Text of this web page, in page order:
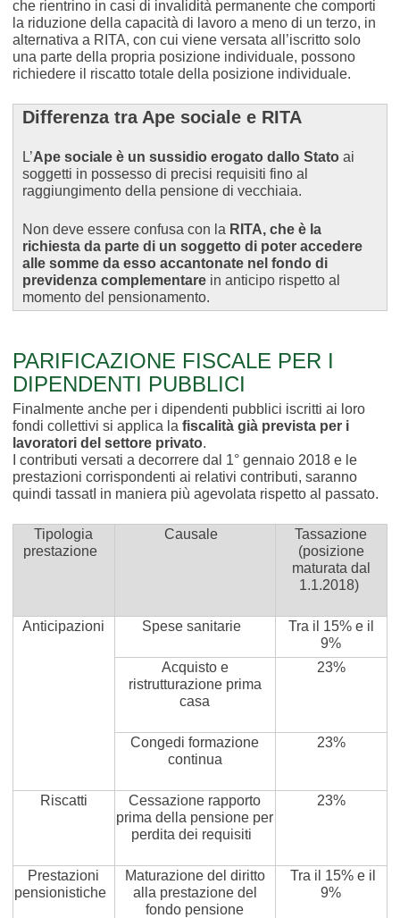
che rientrino in casi di invalidità permanente che comporti
la riduzione della capacità di lavoro a meno di un terzo, in
alternativa a RITA, con cui viene versata all’iscritto solo
una parte della propria posizione individuale, possono
richiedere il riscatto totale della posizione individuale.
Differenza tra Ape sociale e RITA
L’Ape sociale è un sussidio erogato dallo Statoai
soggetti in possesso di precisi requisiti fino al
raggiungimento della pensione di vecchiaia.
Non deve essere confusa con la RITA, che è la
richiesta da parte di un soggetto di poter accedere
alle somme da esso accantonate nel fondo di
previdenza complementarein anticipo rispetto al
momento del pensionamento.
PARIFICAZIONE FISCALE PER I
DIPENDENTI PUBBLICI
Finalmente anche per i dipendenti pubblici iscritti ai loro
fondi collettivi si applica la fiscalità già prevista per i
lavoratori del settore privato.
I contributi versati a decorrere dal 1° gennaio 2018 e le
prestazioni corrispondenti ai relativi contributi, saranno
quindi tassatI in maniera più agevolata rispetto al passato.
Tipologia
prestazione
Causale
Tassazione
(posizione
maturata dal
1.1.2018)
Anticipazioni Spese sanitarie
Tra il 15% e il
9%
Acquisto e
ristrutturazione prima
casa
23%
Congedi formazione
continua
23%
Riscatti
Cessazione rapporto
prima della pensione per
perdita dei requisiti
23%
Prestazioni
pensionistiche
Maturazione del diritto
alla prestazione del
fondo pensione
Tra il 15% e il
9%